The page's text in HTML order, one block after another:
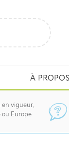
À PROPOS
en vigueur,
ou Europe